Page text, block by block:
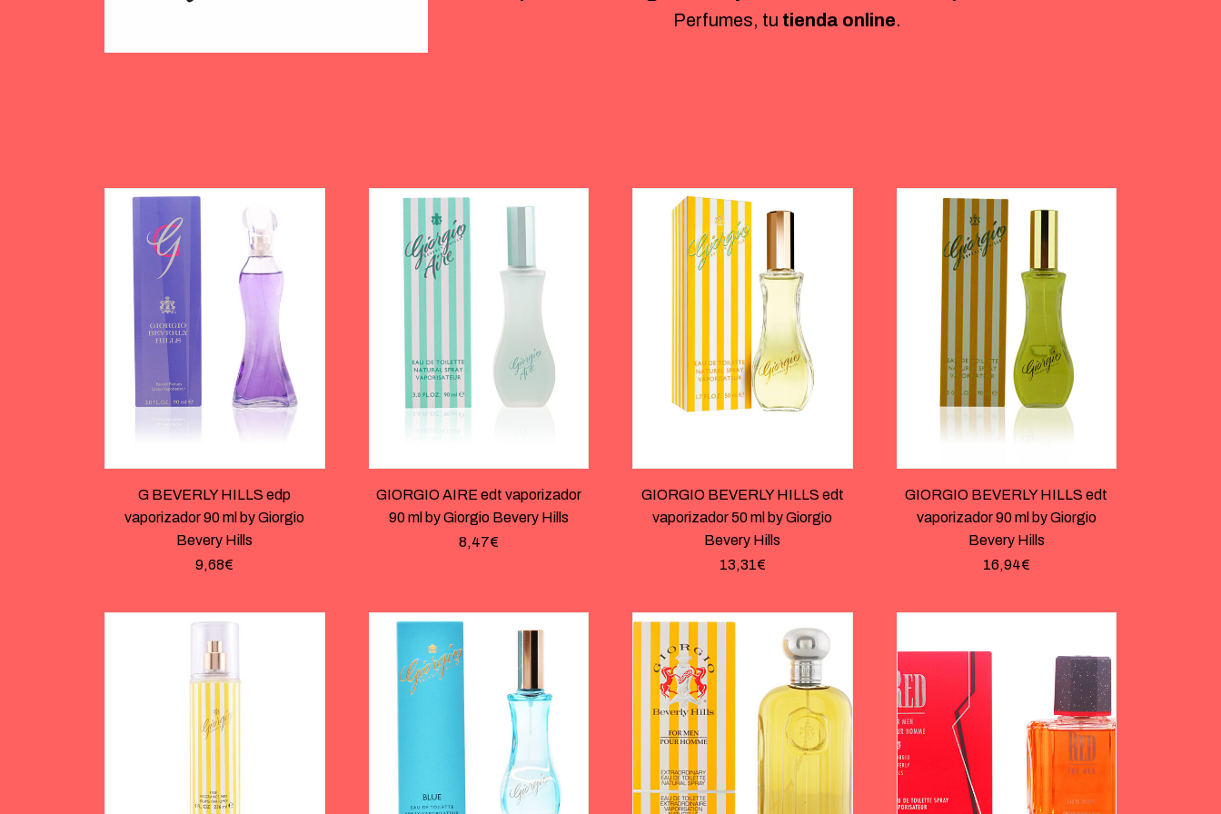
Perfumes, tu tienda online.
G BEVERLY HILLS edp
vaporizador 90 ml by Giorgio
Bevery Hills
9,68€
GIORGIO AIRE edt vaporizador
90 ml by Giorgio Bevery Hills
8,47€
GIORGIO BEVERLY HILLS edt
vaporizador 50 ml by Giorgio
Bevery Hills
13,31€
GIORGIO BEVERLY HILLS edt
vaporizador 90 ml by Giorgio
Bevery Hills
16,94€